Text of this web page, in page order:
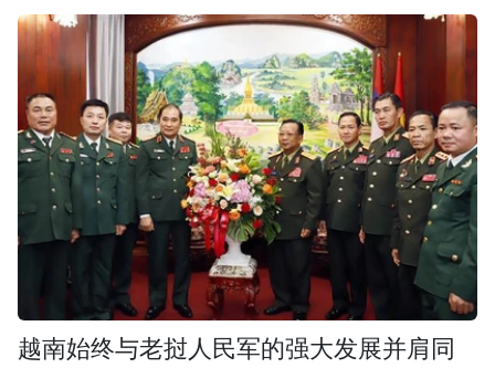
越南始终与老挝人民军的强大发展并肩同